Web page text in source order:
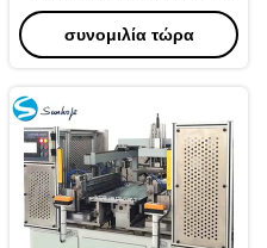
Συχνότητας για 6-8
Κυλίνδρους
συνομιλία τώρα